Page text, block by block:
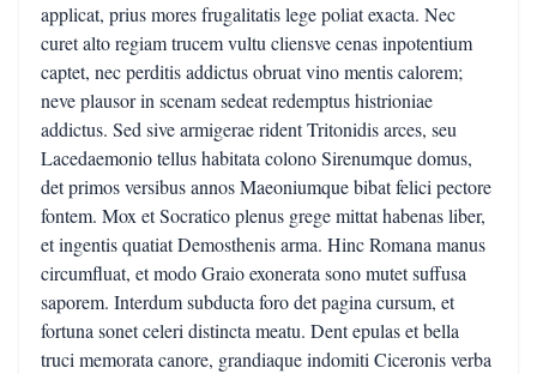
applicat, prius mores frugalitatis lege poliat exacta. Nec
curet alto regiam trucem vultu cliensve cenas inpotentium
captet, nec perditis addictus obruat vino mentis calorem;
neve plausor in scenam sedeat redemptus histrioniae
addictus. Sed sive armigerae rident Tritonidis arces, seu
Lacedaemonio tellus habitata colono Sirenumque domus,
det primos versibus annos Maeoniumque bibat felici pectore
fontem. Mox et Socratico plenus grege mittat habenas liber,
et ingentis quatiat Demosthenis arma. Hinc Romana manus
circumfluat, et modo Graio exonerata sono mutet suffusa
saporem. Interdum subducta foro det pagina cursum, et
fortuna sonet celeri distincta meatu. Dent epulas et bella
truci memorata canore, grandiaque indomiti Ciceronis verba